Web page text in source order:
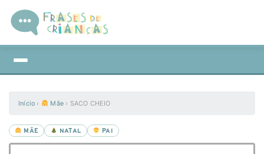
Início › Mãe › SACO CHEIO
MÃE NATAL PAI